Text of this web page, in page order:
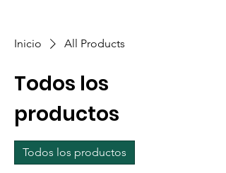
Inicio All Products
Todos los
productos
Todos los productos